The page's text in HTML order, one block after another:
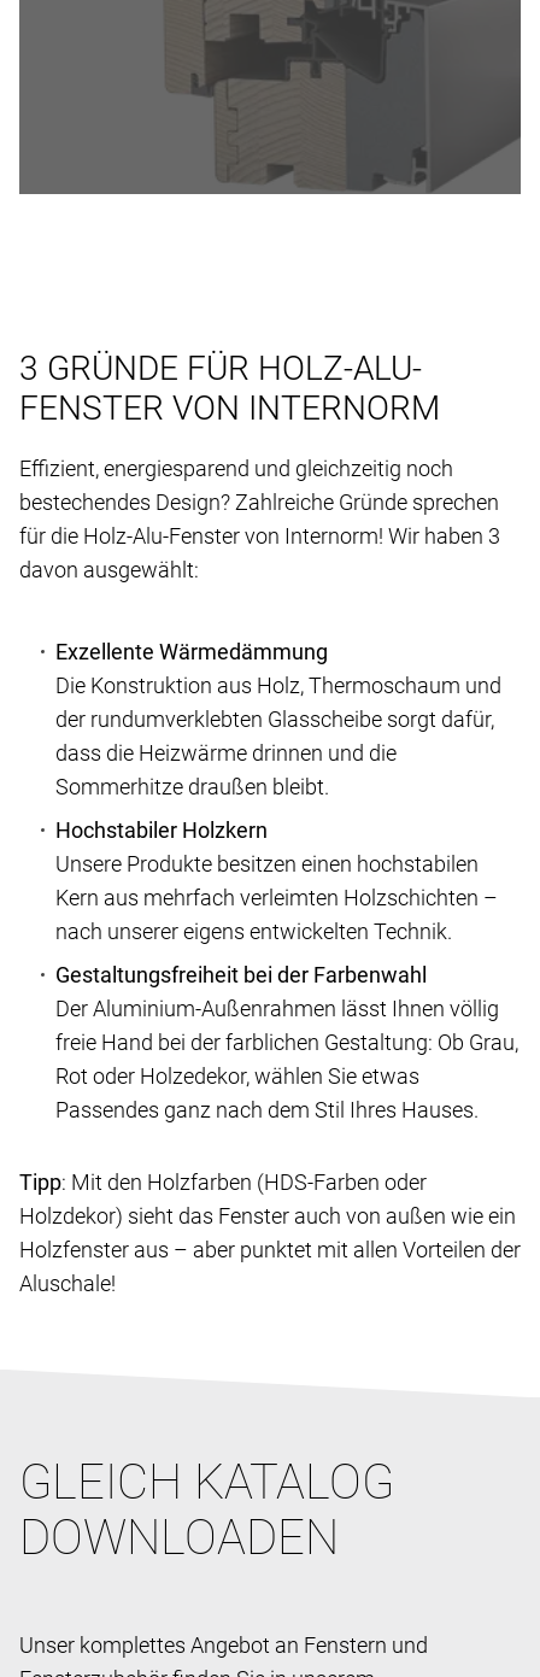
3 GRÜNDE FÜR HOLZ-ALU-
FENSTER VON INTERNORM
Effizient, energiesparend und gleichzeitig noch
bestechendes Design? Zahlreiche Gründe sprechen
für die Holz-Alu-Fenster von Internorm! Wir haben 3
davon ausgewählt:
Exzellente Wärmedämmung
Die Konstruktion aus Holz, Thermoschaum und
der rundumverklebten Glasscheibe sorgt dafür,
dass die Heizwärme drinnen und die
Sommerhitze draußen bleibt.
Hochstabiler Holzkern
Unsere Produkte besitzen einen hochstabilen
Kern aus mehrfach verleimten Holzschichten –
nach unserer eigens entwickelten Technik.
Gestaltungsfreiheit bei der Farbenwahl
Der Aluminium-Außenrahmen lässt Ihnen völlig
freie Hand bei der farblichen Gestaltung: Ob Grau,
Rot oder Holzedekor, wählen Sie etwas
Passendes ganz nach dem Stil Ihres Hauses.
Tipp: Mit den Holzfarben (HDS-Farben oder
Holzdekor) sieht das Fenster auch von außen wie ein
Holzfenster aus – aber punktet mit allen Vorteilen der
Aluschale!
GLEICH KATALOG
DOWNLOADEN
Unser komplettes Angebot an Fenstern und